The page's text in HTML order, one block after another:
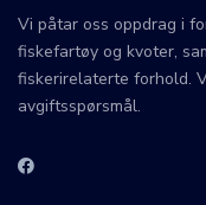
Vi påtar oss oppdrag i
fiskefartøy og kvoter,
fiskerirelaterte forhold.
avgiftsspørsmål.